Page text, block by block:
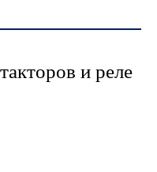
и реле